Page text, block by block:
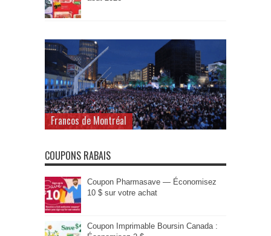
Francos de Montréal
COUPONS RABAIS
Coupon Pharmasave — Économisez
10 $ sur votre achat
Coupon Imprimable Boursin Canada :